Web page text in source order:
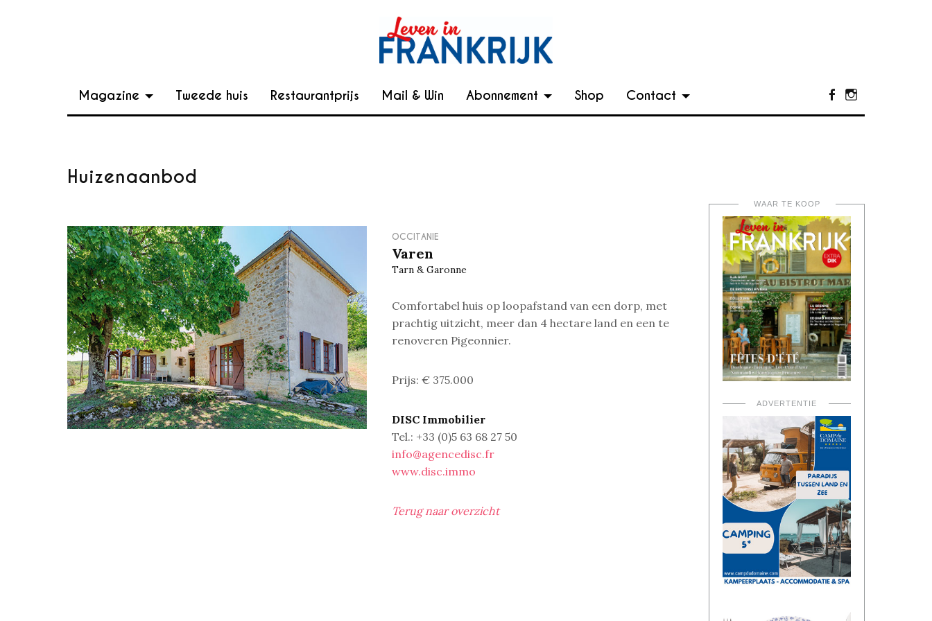
Magazine Tweede huis Restaurantprijs Mail & Win Abonnement Shop Contact Facebook
Huizenaanbod
OCCITANIE
Varen
Tarn & Garonne
Comfortabel huis op loopafstand van een dorp, met
prachtig uitzicht, meer dan 4 hectare land en een te
renoveren Pigeonnier.
Prijs: € 375.000
DISC Immobilier
Tel.: +33 (0)5 63 68 27 50
info@agencedisc.fr
www.disc.immo
Terug naar overzicht
WAAR TE KOOP
ADVERTENTIE